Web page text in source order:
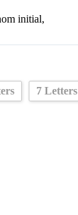
initial,
7 Letters